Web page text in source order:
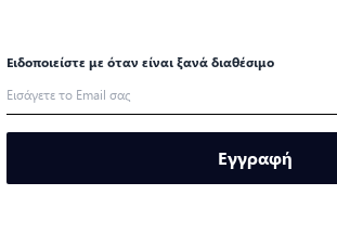
Ειδοποιείστε με όταν είναι ξανά διαθέσιμο
Εγγραφή